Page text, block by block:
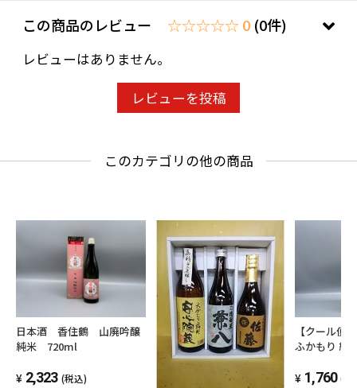
この商品のレビュー ☆☆☆☆☆ 0 (0件)
レビューはありません。
レビューを投稿
このカテゴリの他の商品
日本酒 香住鶴 山廃吟醸
純米 720ml
2,323 (税込)
【クール
ふかもり
1,760 (税